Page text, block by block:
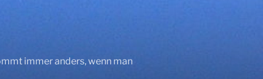
immer anders, wenn man